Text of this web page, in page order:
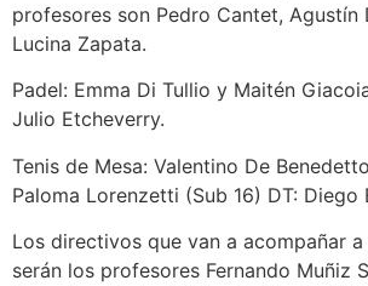
profesores son Pedro Cantet, Agustín
Lucina Zapata.
Padel: Emma Di Tullio y Maitén
Julio Etcheverry.
Tenis de Mesa: Valentino De
Paloma Lorenzetti (Sub 16) DT: Diego
Los directivos que van a acompañar
serán los profesores Fernando Muñiz